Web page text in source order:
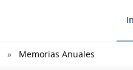
Memorias Anuales